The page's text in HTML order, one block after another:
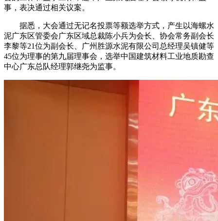
事，表决通过相关议案。
据悉，大会通过无记名投票等额选举方式，产生以海螺水
泥广东区管委会广东区域总裁陈小兵为会长、协会常务副会长
李黎等21位为副会长、广州胜源水泥有限公司总经理吴镇健等
45位为理事的第九届理事会，选举中国建筑材料工业地质勘查
中心广东总队经理郭继尧为监事。